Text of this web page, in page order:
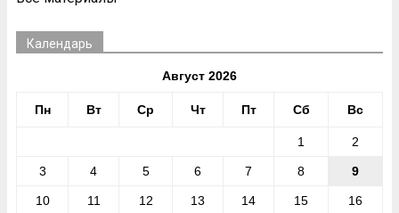
Календарь
Август 2026
Пн Вт Ср Чт Пт Сб Вс
1 2
3 4 5 6 7 8 9
10 11 12 13 14 15 16